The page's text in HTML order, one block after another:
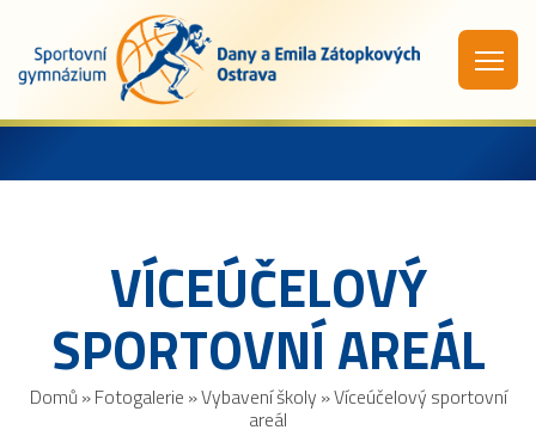
VÍCEÚČELOVÝ
SPORTOVNÍ AREÁL
Domů »Fotogalerie »Vybavení školy »Víceúčelový sportovní
areál